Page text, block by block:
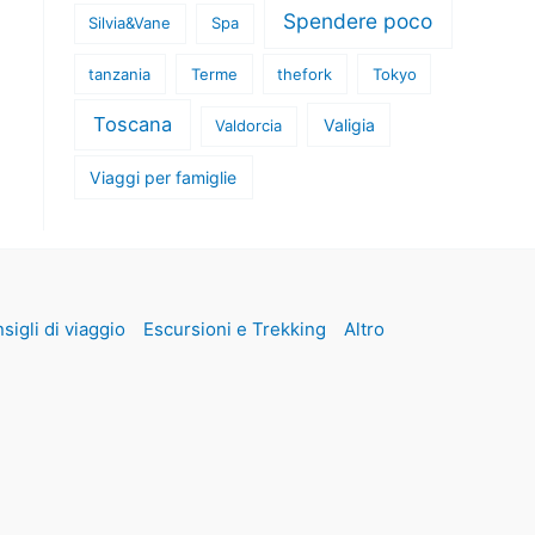
Silvia&Vane Spa Spendere poco
tanzania Terme thefork Tokyo
Toscana Valdorcia Valigia
Viaggi per famiglie
di viaggio Escursioni e Trekking Altro